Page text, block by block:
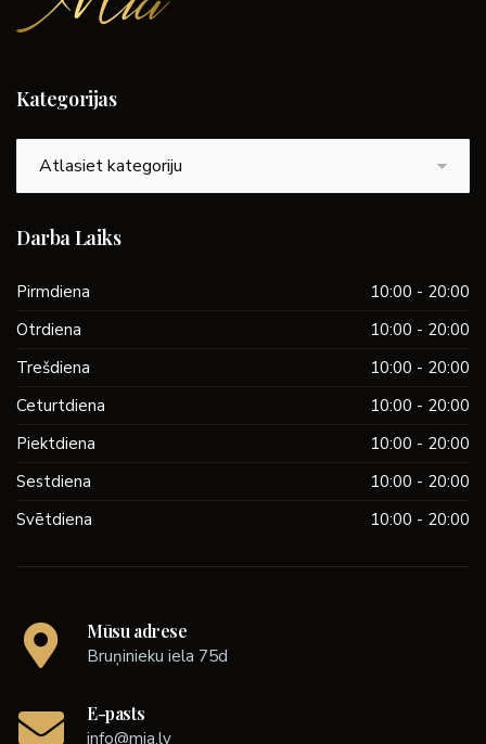
Kategorijas
Darba Laiks
Pirmdiena
10:00 - 20:00
Otrdiena
10:00 - 20:00
Trešdiena
10:00 - 20:00
Ceturtdiena
10:00 - 20:00
Piektdiena
10:00 - 20:00
Sestdiena
10:00 - 20:00
Svētdiena
10:00 - 20:00
Mūsu adrese
Bruņinieku iela 75d
E-pasts
info@mia.lv